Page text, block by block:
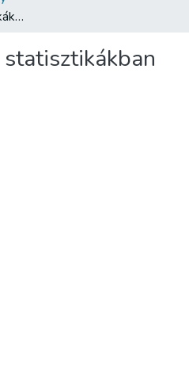
A társadalom - statisztikákban és térképen